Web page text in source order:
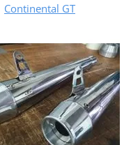
Continental GT